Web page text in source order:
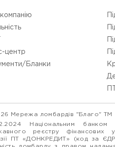
центр
Бланки
Мережа ломбардів "Благо" ТМ
Національним
реєстру фінансових
ПТ «ДОНКРЕДИТ» (код за